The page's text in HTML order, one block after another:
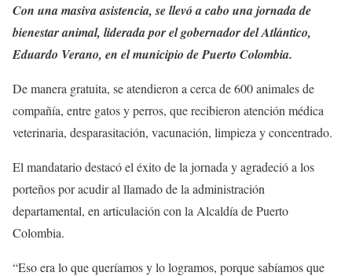
Con una masiva asistencia, se llevó a cabo una jornada de
bienestar animal, liderada por el gobernador del Atlántico,
Eduardo Verano, en el municipio de Puerto Colombia.
De manera gratuita, se atendieron a cerca de 600 animales de
compañía, entre gatos y perros, que recibieron atención médica
veterinaria, desparasitación, vacunación, limpieza y concentrado.
El mandatario destacó el éxito de la jornada y agradeció a los
porteños por acudir al llamado de la administración
departamental, en articulación con la Alcaldía de Puerto
Colombia.
“Eso era lo que queríamos y lo logramos, porque sabíamos que